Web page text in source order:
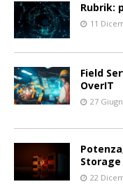
Rubrik:
11
Field
OverIT
27
Storage
22